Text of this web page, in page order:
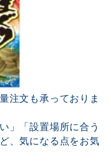
注文も承っておりま
」「設置場所に合う
、気になる点をお気